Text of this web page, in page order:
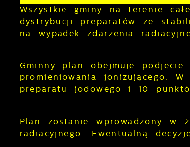
Wszystkie gminy na terenie
dystrybucji preparatów ze
na wypadek zdarzenia
Gminny plan obejmuje podjęcie
promieniowania jonizującego.
preparatu jodowego i 10
Plan zostanie wprowadzony w
radiacyjnego. Ewentualną